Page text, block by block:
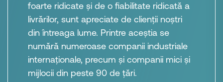
foarte ridicate și de o fiabilitate ridicată a
livrărilor, sunt apreciate de clienții noștri
din întreaga lume. Printre aceștia se
numără numeroase companii industriale
internaționale, precum și companii mici și
mijlocii din peste 90 de țări.